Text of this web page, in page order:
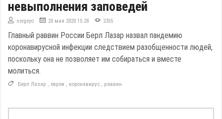
невыполнения заповедей
sergeyo 20 мая 2020 15:28 2355
Главный раввин России Берл Лазар назвал пандемию
коронавирусной инфекции следствием разобщенности людей,
поскольку она не позволяет им собираться и вместе
молиться.
Берл Лазар , евреи , коронавирус , раввин